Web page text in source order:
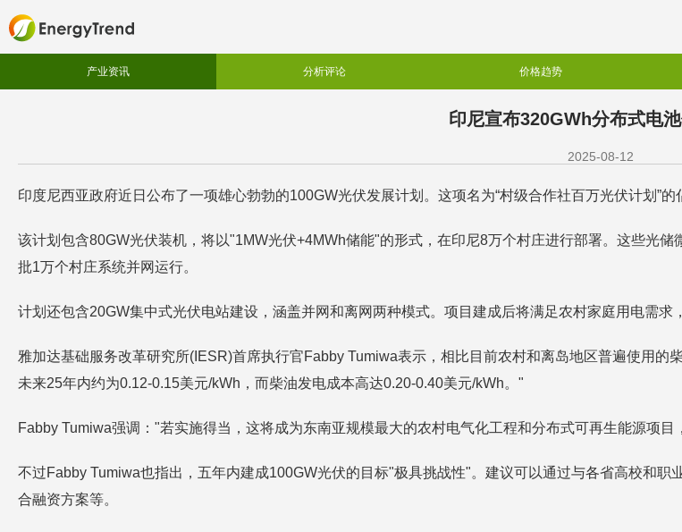
产业资讯 分析评论 价格趋势
印尼宣布320GWh分布式电
2025-08-12
印度尼西亚政府近日公布了一项雄心勃勃的100GW光伏发展计划。这项名为“村级合作社百万光伏计划”的
该计划包含80GW光伏装机，将以"1MW光伏+4MWh储能"的形式，在印尼8万个村庄进行部署。这些光
批1万个村庄系统并网运行。
计划还包含20GW集中式光伏电站建设，涵盖并网和离网两种模式。项目建成后将满足农村家庭用电需求
雅加达基础服务改革研究所(IESR)首席执行官Fabby Tumiwa表示，相比目前农村和离岛地区普遍使用
未来25年内约为0.12-0.15美元/kWh，而柴油发电成本高达0.20-0.40美元/kWh。"
Fabby Tumiwa强调："若实施得当，这将成为东南亚规模最大的农村电气化工程和分布式可再生能源项
不过Fabby Tumiwa也指出，五年内建成100GW光伏的目标"极具挑战性"。建议可以通过与各省高校和
合融资方案等。